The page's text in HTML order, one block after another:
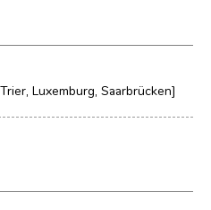
Luxemburg, Saarbrücken]